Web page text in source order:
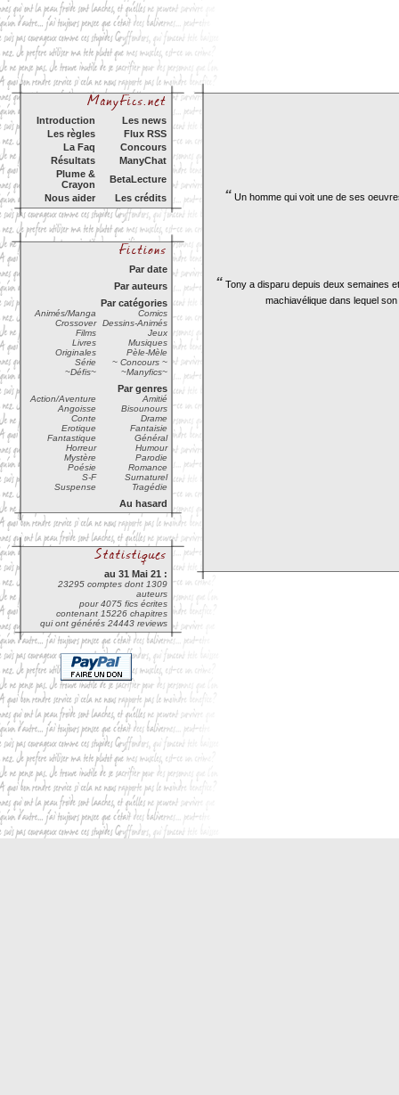
Introduction
Les news
Les règles
Flux RSS
La Faq
Concours
Résultats
ManyChat
Plume &
Crayon
BetaLecture
Nous aider
Les crédits
Par date
Par auteurs
Par catégories
Animés/Manga
Comics
Crossover
Dessins-Animés
Films
Jeux
Livres
Musiques
Originales
Pèle-Mèle
Série
~ Concours ~
~Défis~
~Manyfics~
Par genres
Action/Aventure
Amitié
Angoisse
Bisounours
Conte
Drame
Erotique
Fantaisie
Fantastique
Général
Horreur
Humour
Mystère
Parodie
Poésie
Romance
S-F
Surnaturel
Suspense
Tragédie
Au hasard
au 31 Mai 21 :
23295 comptes dont 1309
auteurs
pour 4075 fics écrites
contenant 15226 chapitres
qui ont générés 24443 reviews
“ Un homme qui voit une de ses
“ Tony a disparu depuis deux semaines
machiavélique dans lequel